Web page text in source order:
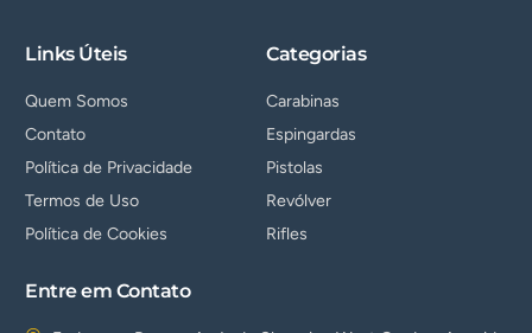
Links Úteis
Quem Somos
Contato
Política de Privacidade
Termos de Uso
Política de Cookies
Categorias
Carabinas
Espingardas
Pistolas
Revólver
Rifles
Entre em Contato